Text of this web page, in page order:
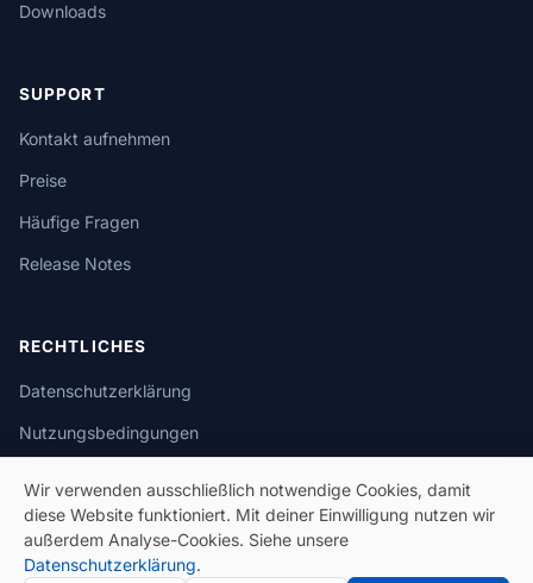
Downloads
SUPPORT
Kontakt aufnehmen
Preise
Häufige Fragen
Release Notes
RECHTLICHES
Datenschutzerklärung
Nutzungsbedingungen
Wir verwenden ausschließlich notwendige Cookies, damit
diese Website funktioniert. Mit deiner Einwilligung nutzen wir
außerdem Analyse-Cookies. Siehe unsere
Datenschutzerklärung.